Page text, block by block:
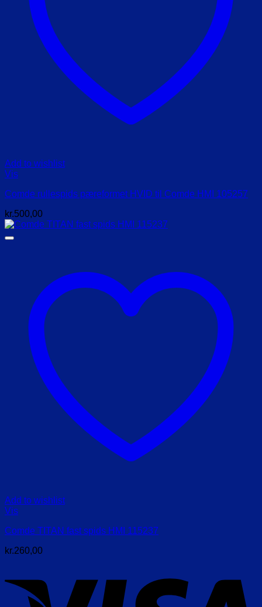
Add to wishlist
Vis
Comde rullespids pæreformet HVID til Comde HMI 105257
kr.500,00
Add to wishlist
Vis
Comde TITAN fast spids HMI 115237
kr.260,00